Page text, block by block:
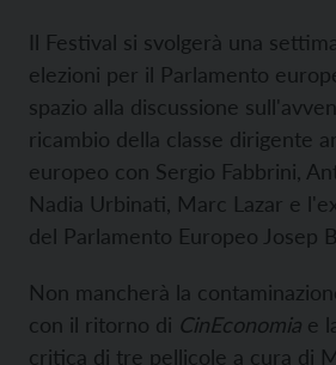
Il Festival si svolgerà una
elezioni per il Parlamento
spazio alla discussione
ricambio della classe dirigente
europeo con Sergio Fabbrini,
Nadia Urbinati, Marc Lazar e
del Parlamento Europeo Josep
Non mancherà la
con il ritorno di CinEconomia e
critica di tre pellicole a cura di